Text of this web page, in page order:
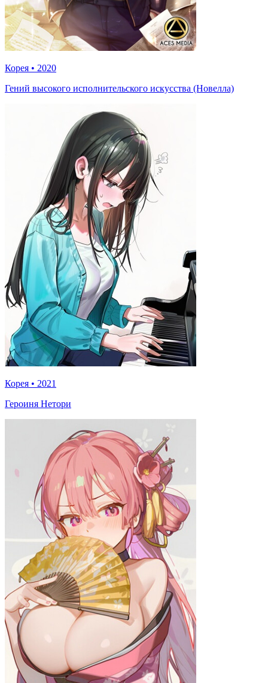
Корея • 2020
Гений высокого исполнительского искусства (Новелла)
Корея • 2021
Героиня Нетори